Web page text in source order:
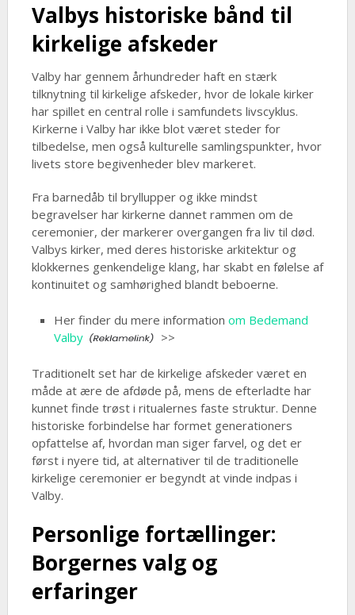
Valbys historiske bånd til
kirkelige afskeder
Valby har gennem århundreder haft en stærk
tilknytning til kirkelige afskeder, hvor de lokale kirker
har spillet en central rolle i samfundets livscyklus.
Kirkerne i Valby har ikke blot været steder for
tilbedelse, men også kulturelle samlingspunkter, hvor
livets store begivenheder blev markeret.
Fra barnedåb til bryllupper og ikke mindst
begravelser har kirkerne dannet rammen om de
ceremonier, der markerer overgangen fra liv til død.
Valbys kirker, med deres historiske arkitektur og
klokkernes genkendelige klang, har skabt en følelse af
kontinuitet og samhørighed blandt beboerne.
Her finder du mere informationom Bedemand
Valby
>>
Traditionelt set har de kirkelige afskeder været en
måde at ære de afdøde på, mens de efterladte har
kunnet finde trøst i ritualernes faste struktur. Denne
historiske forbindelse har formet generationers
opfattelse af, hvordan man siger farvel, og det er
først i nyere tid, at alternativer til de traditionelle
kirkelige ceremonier er begyndt at vinde indpas i
Valby.
Personlige fortællinger:
Borgernes valg og
erfaringer